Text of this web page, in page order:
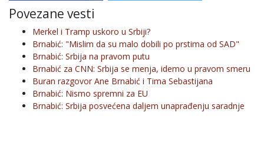
Povezane vesti
Merkel i Tramp uskoro u Srbiji?
Brnabić: "Mislim da su malo dobili po prstima od SAD"
Brnabić: Srbija na pravom putu
Brnabić za CNN: Srbija se menja, idemo u pravom smeru
Buran razgovor Ane Brnabić i Tima Sebastijana
Brnabić: Nismo spremni za EU
Brnabić: Srbija posvećena daljem unaprađenju saradnje